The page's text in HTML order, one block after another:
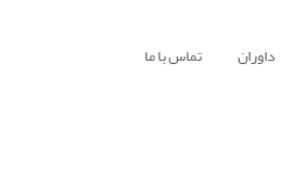
داوران تماس با ما